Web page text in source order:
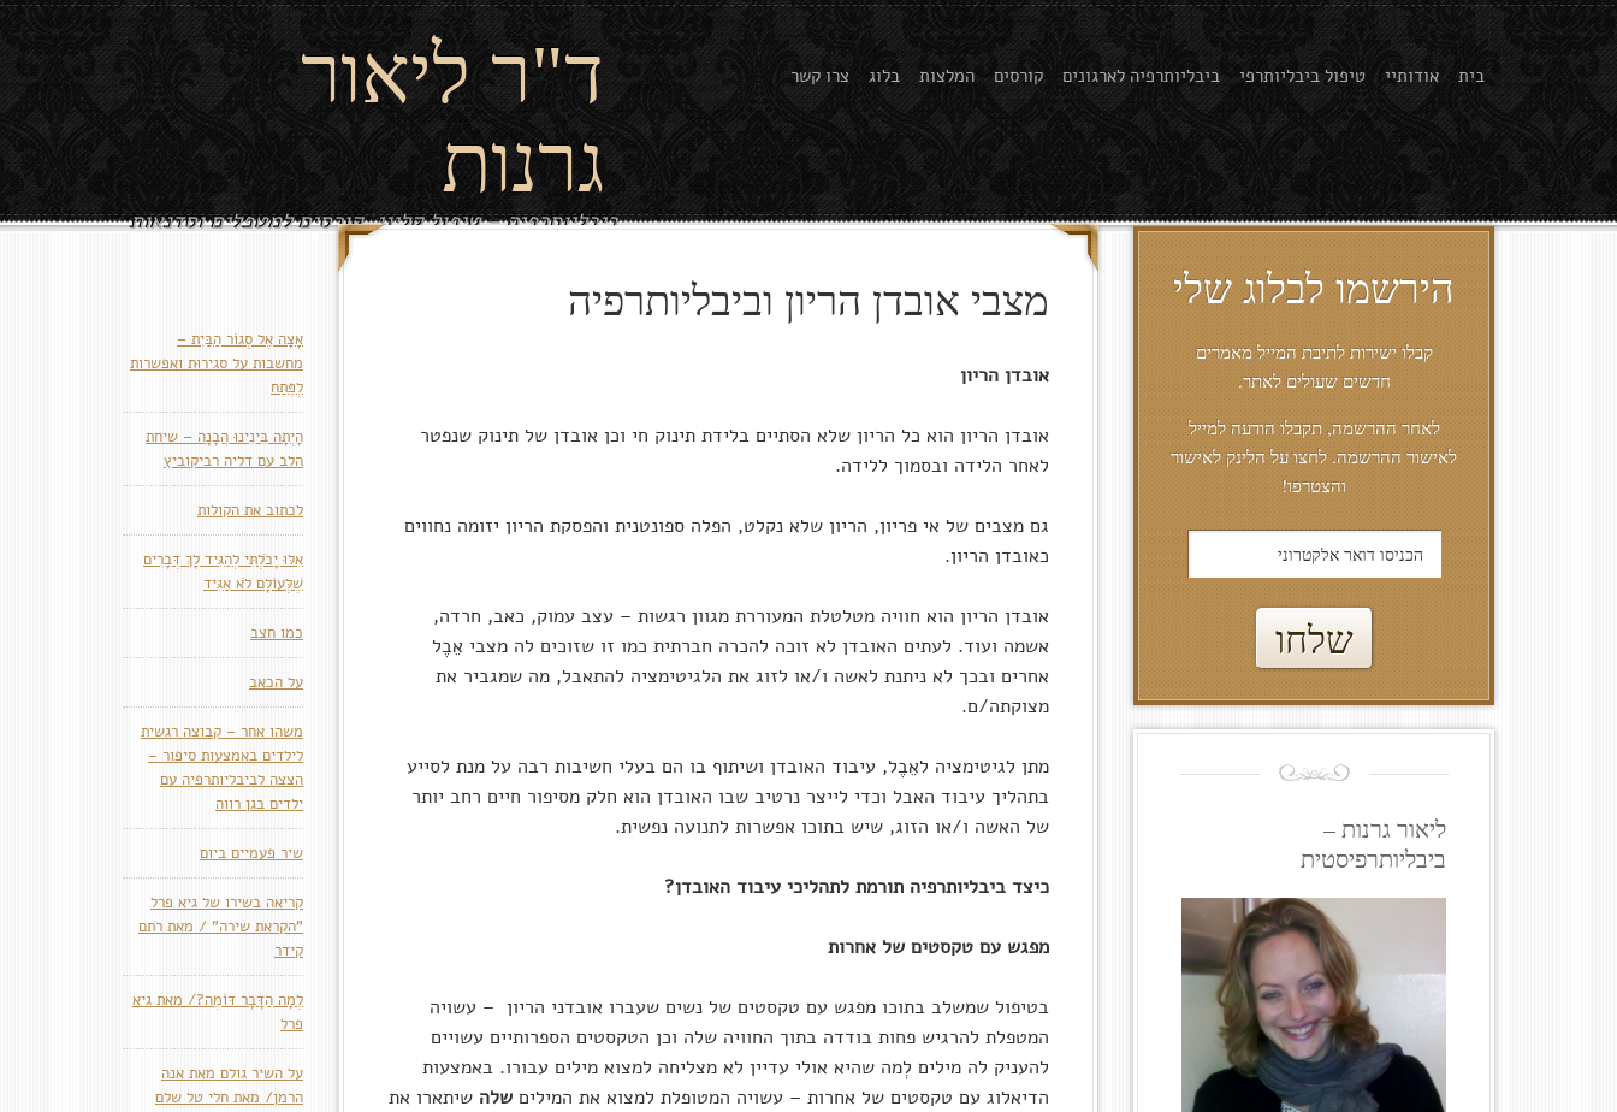
ד"ר ליאור
גרנות
ביבליותרפיה - טיפול קליני, קורסים למטפלים וסדנאות
צרו קשר בלוג המלצות קורסים ביבליותרפיה לארגונים טיפול ביבליותרפי אודותיי בית
מצבי אובדן הריון וביבליותרפיה
אובדן הריון
אובדן הריון הוא כל הריון שלא הסתיים בלידת תינוק חי וכן אובדן של תינוק שנפטר
לאחר הלידה ובסמוך ללידה.
גם מצבים של אי פריון, הריון שלא נקלט, הפלה ספונטנית והפסקת הריון יזומה נחווים
כאובדן הריון.
אובדן הריון הוא חוויה מטלטלת המעוררת מגוון רגשות – עצב עמוק, כאב, חרדה,
אשמה ועוד. לעתים האובדן לא זוכה להכרה חברתית כמו זו שזוכים לה מצבי אֵבֶל
אחרים ובכך לא ניתנת לאשה ו/או לזוג את הלגיטימציה להתאבל, מה שמגביר את
מצוקתה/ם.
מתן לגיטימציה לאֵבֶל, עיבוד האובדן ושיתוף בו הם בעלי חשיבות רבה על מנת לסייע
בתהליך עיבוד האבל וכדי לייצר נרטיב שבו האובדן הוא חלק מסיפור חיים רחב יותר
של האשה ו/או הזוג, שיש בתוכו אפשרות לתנועה נפשית.
כיצד ביבליותרפיה תורמת לתהליכי עיבוד האובדן?
מפגש עם טקסטים של אחרות
בטיפול שמשלב בתוכו מפגש עם טקסטים של נשים שעברו אובדני הריון – עשויה
המטפלת להרגיש פחות בודדה בתוך החוויה שלה וכן הטקסטים הספרותיים עשויים
להעניק לה מילים לְמה שהיא אולי עדיין לא מצליחה למצוא מילים עבורו. באמצעות
הדיאלוג עם טקסטים של אחרות – עשויה המטופלת למצוא את המילים שלה שיתארו את
הירשמו לבלוג שלי
קבלו ישירות לתיבת המייל מאמרים
חדשים שעולים לאתר.
לאחר ההרשמה, תקבלו הודעה למייל
לאישור ההרשמה. לחצו על הלינק לאישור
והצטרפו!
ליאור גרנות –
ביבליותרפיסטית
אָצָה אֶל סְגוֹר הַבַּיִת –
מחשבות על סגירוּת ואפשרות
לְפֶּתַח
הָיְתָה בֵּינֵינוּ הֲבָנָה – שיחת
הלב עם דליה רביקוביץ
לכתוב את הקולות
אִלּוּ יָכֹלְתִּי לְהַגִּיד לָךְ דְּבָרִים
שֶׁלְּעוֹלָם לֹא אַגִּיד
כמו חצב
על הכאב
משהו אחר – קבוצה רגשית
לילדים באמצעות סיפור –
הצצה לביבליותרפיה עם
ילדים בגן רווה
שיר פעמיים ביום
קריאה בשירו של גיא פרל
"הקראת שירה" / מאת רֹתם
קידר
לְמָה הַדָּבָר דּוֹמֶה?/ מאת גיא
פרל
על השיר גולם מאת אנה
הרמן/ מאת חלי טל שלם